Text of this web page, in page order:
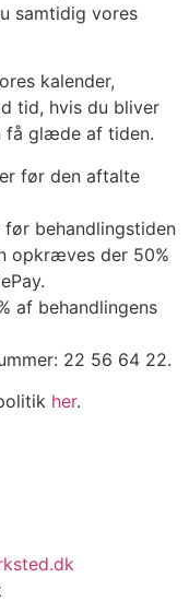
samtidig vores
kalender,
tid, hvis du bliver
få glæde af tiden.
før den aftalte
behandlingstiden
opkræves der 50%
af behandlingens
22 56 64 22.
her.